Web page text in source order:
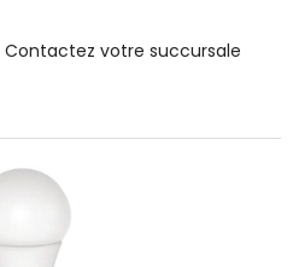
votre succursale